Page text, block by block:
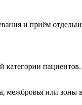
и приём
категории пациентов.
или зоны